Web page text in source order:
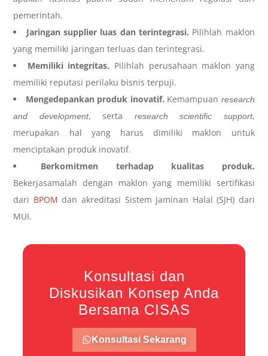
pemerintah.
Jaringan supplier luas dan terintegrasi. Pilihlah maklon
yang memiliki jaringan terluas dan terintegrasi.
Memiliki integritas. Pilihlah perusahaan maklon yang
memiliki reputasi perilaku bisnis terpuji.
Mengedepankan produk inovatif. Kemampuan research
and development, serta research scientific support,
merupakan hal yang harus dimiliki maklon untuk
menciptakan produk inovatif.
Berkomitmen terhadap kualitas produk.
Bekerjasamalah dengan maklon yang memiliki sertifikasi
dari BPOM dan akreditasi Sistem Jaminan Halal (SJH) dari
MUI.
Konsultasi dan
Diskusikan Konsep Anda
Bersama CISAS
Konsultasi Sekarang